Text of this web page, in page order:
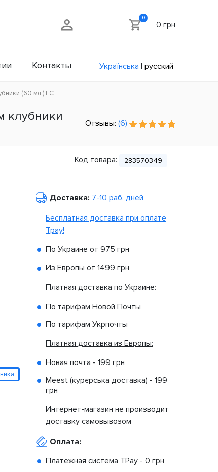
0
0 грн
Контакты Українська | русский
(60 мл.) ЕС
клубники
Отзывы: (6)
Код товара: 283570349
Доставка: 7-10 раб. дней
Бесплатная доставка при оплате
Tpay!
По Украине от 975 грн
Из Европы от 1499 грн
Платная доставка по Украине:
По тарифам Новой Почты
По тарифам Укрпочты
Платная доставка из Европы:
Новая почта - 199 грн
Meest (курєрська доставка) - 199
грн
Интернет-магазин не производит
доставку самовывозом
Оплата:
Платежная система TPay - 0 грн